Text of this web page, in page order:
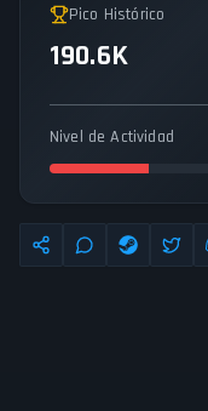
Pico Histórico
190.6K
Nivel de Actividad